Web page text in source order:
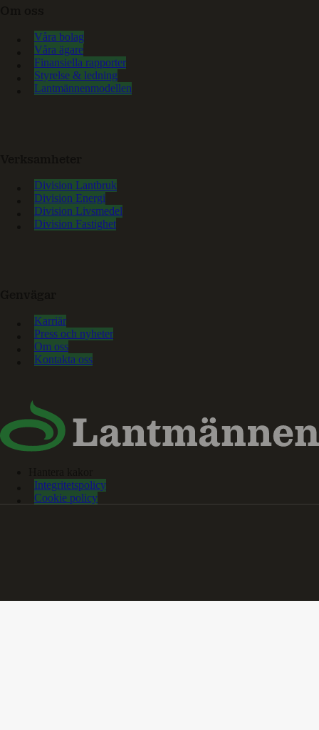
Våra bolag
Våra ägare
Finansiella rapporter
Styrelse & ledning
Lantmännenmodellen
Division Lantbruk
Division Energi
Division Livsmedel
Division Fastighet
Karriär
Press och nyheter
Om oss
Kontakta oss
Integritetspolicy
Cookie policy